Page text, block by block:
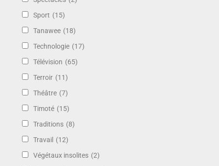
Sport (15)
Tanawee (18)
Technologie (17)
Télévision (65)
Terroir (11)
Théâtre (7)
Timoté (15)
Traditions (8)
Travail (12)
Végétaux insolites (2)